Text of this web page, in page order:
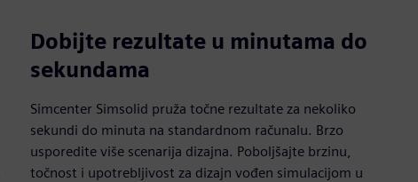
Dobijte rezultate u minutama do
sekundama
Simcenter Simsolid pruža točne rezultate za nekoliko
sekundi do minuta na standardnom računalu. Brzo
usporedite više scenarija dizajna. Poboljšajte brzinu,
točnost i upotrebljivost za dizajn vođen simulacijom u